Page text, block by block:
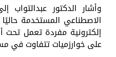
وأشار الدكتور
الاصطناعي المستخدمة
إلكترونية مفردة تعمل
على خوارزميات تتفاوت في